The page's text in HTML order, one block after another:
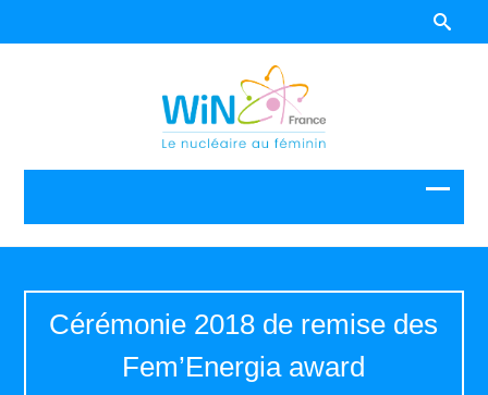
Cérémonie 2018 de remise des
Fem’Energia award